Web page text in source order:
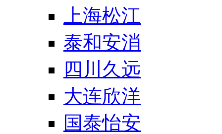
上海松江
泰和安消
四川久远
大连欣洋
国泰怡安